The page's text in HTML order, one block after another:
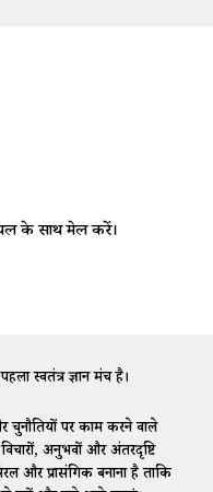
के साथ मेल करें।
स्वतंत्र ज्ञान मंच है।
पर काम करने वाले
अनुभवों और अंतरदृष्टि
और प्रासंगिक बनाना है ताकि